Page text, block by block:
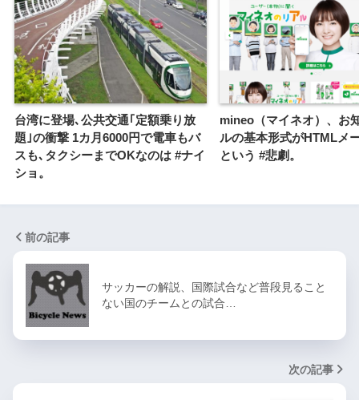
台湾に登場､公共交通｢定額乗り放
題｣の衝撃 1カ月6000円で電車もバ
スも､タクシーまでOKなのは #ナイ
ショ。
mineo（マイネオ）、お
ルの基本形式がHTMLメ
という #悲劇。
前の記事
サッカーの解説、国際試合など普段見ること
ない国のチームとの試合…
次の記事